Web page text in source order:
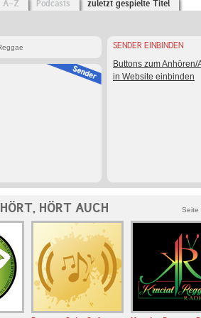
A-Z Podcasts zuletzt gespielte Titel
SENDER EINBINDEN
Buttons zum Anhören/
in Website einbinden
HÖRT AUCH Seite